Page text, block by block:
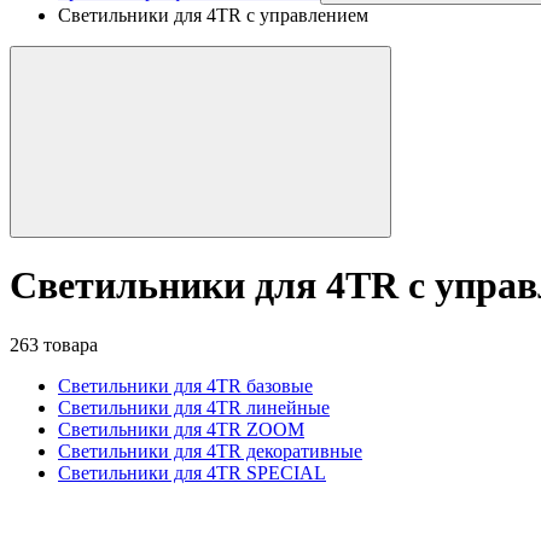
Светильники для 4TR с управлением
Светильники для 4TR с
263 товара
Светильники для 4TR базовые
Светильники для 4TR линейные
Светильники для 4TR ZOOM
Светильники для 4TR декоративные
Светильники для 4TR SPECIAL